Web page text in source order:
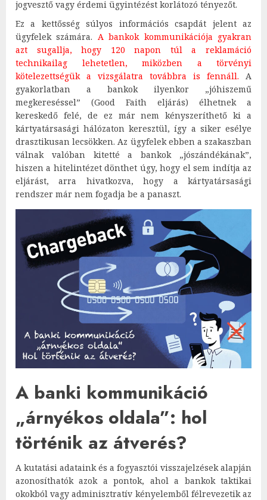
jogvesztő vagy érdemi ügyintézést korlátozó tényezőt.
Ez a kettősség súlyos információs csapdát jelent az
ügyfelek számára. A bankok kommunikációja gyakran
azt sugallja, hogy 120 napon túl a reklamáció
technikailag lehetetlen, miközben a törvényi
kötelezettségük a vizsgálatra továbbra is fennáll. A
gyakorlatban a bankok ilyenkor „jóhiszemű
megkereséssel” (Good Faith eljárás) élhetnek a
kereskedő felé, de ez már nem kényszeríthető ki a
kártyatársasági hálózaton keresztül, így a siker esélye
drasztikusan lecsökken. Az ügyfelek ebben a szakaszban
válnak valóban kitetté a bankok „jószándékának”,
hiszen a hitelintézet dönthet úgy, hogy el sem indítja az
eljárást, arra hivatkozva, hogy a kártyatársasági
rendszer már nem fogadja be a panaszt.
A banki kommunikáció
„árnyékos oldala”: hol
történik az átverés?
A kutatási adataink és a fogyasztói visszajelzések alapján
azonosíthatók azok a pontok, ahol a bankok taktikai
okokból vagy adminisztratív kényelemből félrevezetik az